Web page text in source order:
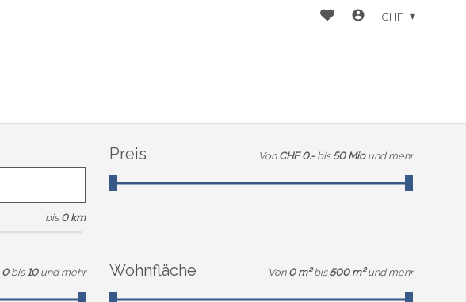
CHF
bis 0 km
Preis Von CHF 0.- bis 50 Mio und mehr
0 bis 10 und mehr Wohnfläche Von 0 m² bis 500 m² und mehr